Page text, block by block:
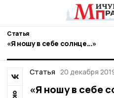
Статья
«Я ношу в себе солнце...»
Статья 20 декабря
«Я ношу в себе